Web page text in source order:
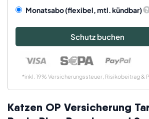
Monatsabo(flexibel, mtl. kündbar)
Schutz buchen
*inkl. 19% Versicherungssteuer, Risikobeitrag &
Katzen OP Versicherung